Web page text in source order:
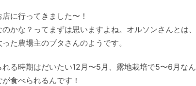
に行ってきました〜！
かな？ってまずは思いますよね。オルソンさんとは、
た農場主のブタさんのようです。
る時期はだいたい12月〜5月、露地栽培で5〜6月なん
食べられるんです！